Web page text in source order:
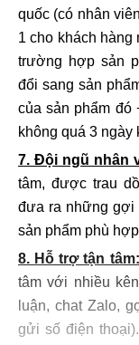
quốc (có nhân
1 cho khách hàng
trường hợp sản
đổi sang sản
của sản phẩm đó
không quá 3 ngày
7. Đội ngũ nhân
tâm, được trau
đưa ra những gợi
sản phẩm phù
8. Hỗ trợ tận tâm:
tâm với nhiều
luận, chat Zalo,
gửi số điện